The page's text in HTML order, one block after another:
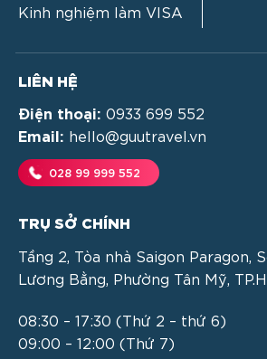
Kinh nghiệm làm VISA
LIÊN HỆ
Điện thoại: 0933 699 552
Email: hello@guutravel.vn
028 99 999 552
TRỤ SỞ CHÍNH
Tầng 2, Tòa nhà Saigon Paragon,
Lương Bằng, Phường Tân Mỹ,
08:30 – 17:30 (Thứ 2 – thứ 6)
09:00 – 12:00 (Thứ 7)